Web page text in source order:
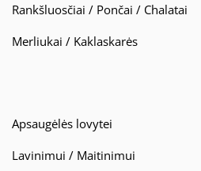
Rankšluosčiai / Pončai / Chalatai
Merliukai / Kaklaskarės
Apsaugėlės lovytei
Lavinimui / Maitinimui